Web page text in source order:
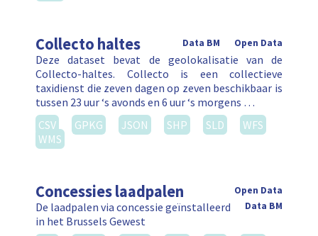
Collecto haltes Open Data
Data BM
Deze dataset bevat de geolokalisatie van de
Collecto-haltes. Collecto is een collectieve
taxidienst die zeven dagen op zeven beschikbaar is
tussen 23 uur ‘s avonds en 6 uur ‘s morgens …
CSV
GPKG JSON SHP SLD
WFS
WMS
Concessies laadpalen
Open Data
Data BM
De laadpalen via concessie geïnstalleerd
in het Brussels Gewest